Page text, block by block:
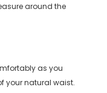
around the
as you
your natural waist.